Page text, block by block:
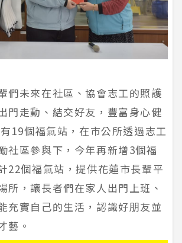
們未來在社區、協會志工的照護
門走動、結交好友，豐富身心健
19個福氣站，在市公所透過志工
社區參與下，今年再新增3個福
22個福氣站，提供花蓮市長輩平
所，讓長者們在家人出門上班、
充實自己的生活，認識好朋友並
藝。